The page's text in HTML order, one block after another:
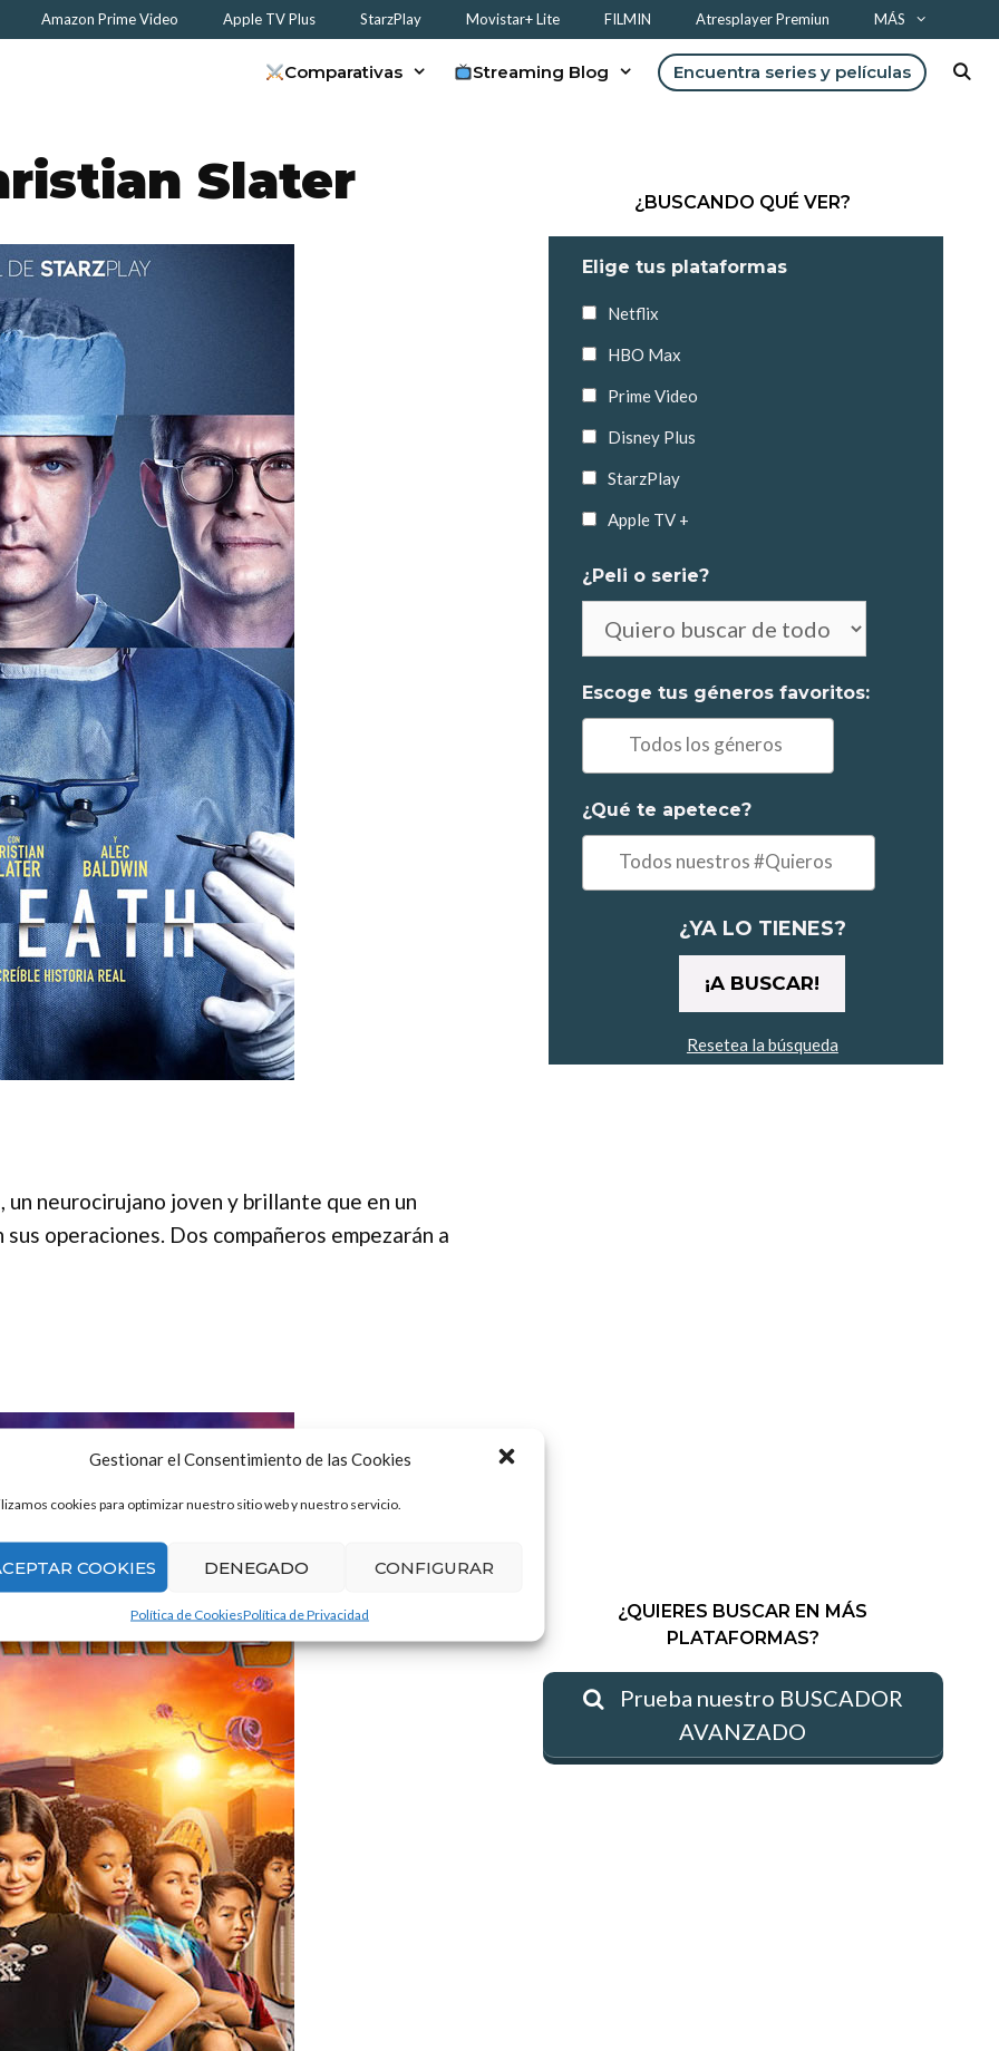
Gestionar el Consentimiento de las Cookies
cookies para optimizar nuestro sitio web y nuestro servicio.
COOKIES DENEGADO CONFIGURAR
Política de CookiesPolítica de Privacidad
Amazon Prime Video Apple TV Plus StarzPlay Movistar+ Lite FILMIN Atresplayer Premiun MÁS
Comparativas Streaming Blog Encuentra series y películas
Slater
neurocirujano joven y brillante que en un
operaciones. Dos compañeros empezarán a
¿BUSCANDO QUÉ VER?
Elige tus plataformas
Netflix
HBO Max
Prime Video
Disney Plus
StarzPlay
Apple TV +
¿Peli o serie?
elegir
Escoge tus géneros favoritos:
¿Qué te apetece?
Ejemplo:
¿YA LO TIENES?
Resetea la búsqueda
¿QUIERES BUSCAR EN MÁS
PLATAFORMAS?
Prueba nuestro BUSCADOR
AVANZADO